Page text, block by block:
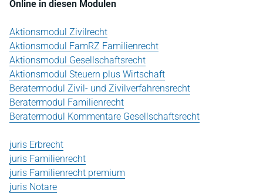
Online in diesen Modulen
Aktionsmodul Zivilrecht
Aktionsmodul FamRZ Familienrecht
Aktionsmodul Gesellschaftsrecht
Aktionsmodul Steuern plus Wirtschaft
Beratermodul Zivil- und Zivilverfahrensrecht
Beratermodul Familienrecht
Beratermodul Kommentare Gesellschaftsrecht
juris Erbrecht
juris Familienrecht
juris Familienrecht premium
juris Notare